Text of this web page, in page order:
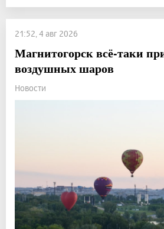
21:52, 4 авг 2026
Магнитогорск всё-таки
воздушных шаров
Новости